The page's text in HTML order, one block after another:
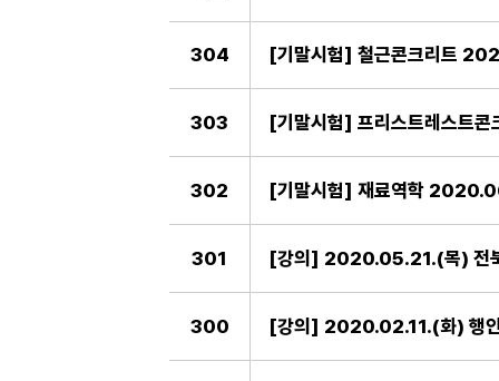
304 [기말시험] 철근콘크리트
303 [기말시험] 프리스트레스트
302 [기말시험] 재료역학
301 [강의] 2020.05.21.(목) 전북
300 [강의] 2020.02.11.(화) 행안